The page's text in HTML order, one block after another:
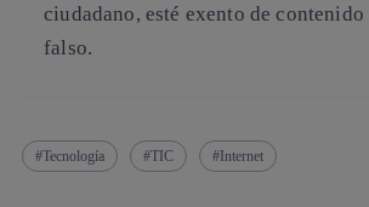
ciudadano, esté exento de
falso.
Tecnología TIC Internet